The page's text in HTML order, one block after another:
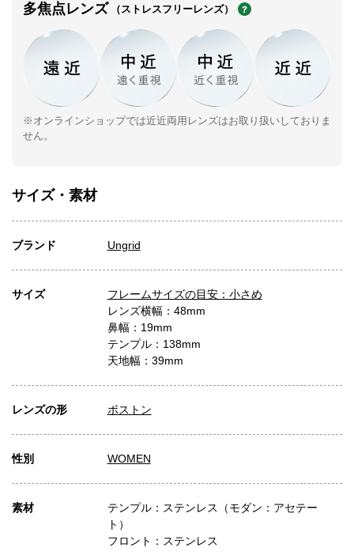
多焦点レンズ （ストレスフリーレンズ）
※オンラインショップでは近近両用レンズはお取り扱いしておりま
せん。
サイズ・素材
ブランド Ungrid
サイズ
フレームサイズの目安：小さめ
レンズ横幅：48mm
鼻幅：19mm
テンプル：138mm
天地幅：39mm
レンズの形 ボストン
性別 WOMEN
素材
テンプル：ステンレス（モダン：アセテー
ト）
フロント：ステンレス